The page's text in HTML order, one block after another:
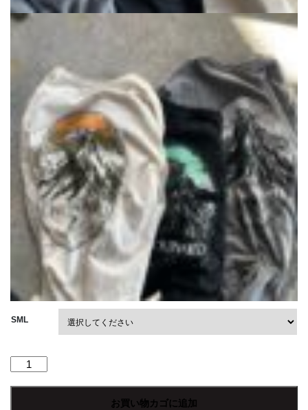
SML
【Men's】
お買い物カゴに追加